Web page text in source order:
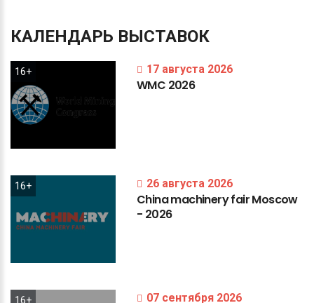
КАЛЕНДАРЬ ВЫСТАВОК
16+ 17 августа 2026
WMC 2026
16+ 26 августа 2026
ChinamachineryfairMoscow
- 2026
16+ 07 сентября 2026